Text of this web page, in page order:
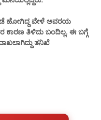
ಹೋಗಿದ್ದ ವೇಳೆ ಅವರಯ
ಕಾರಣ ತಿಳಿದು ಬಂದಿಲ್ಲ. ಈ ಬಗ್ಗೆ
ತನಿಖೆ